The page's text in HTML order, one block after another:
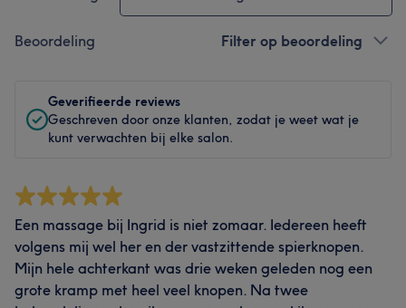
Beoordeling Filter op beoordeling
Geverifieerde reviews
Geschreven door onze klanten, zodat je weet wat je
kunt verwachten bij elke salon.
Een massage bij Ingrid is niet zomaar. Iedereen heeft
volgens mij wel her en der vastzittende spierknopen.
Mijn hele achterkant was drie weken geleden nog een
grote kramp met heel veel knopen. Na twee